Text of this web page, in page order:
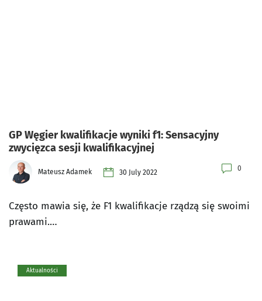
GP Węgier kwalifikacje wyniki f1: Sensacyjny
zwycięzca sesji kwalifikacyjnej
Mateusz Adamek 30 July 2022 0
Często mawia się, że F1 kwalifikacje rządzą się swoimi
prawami.…
Aktualności